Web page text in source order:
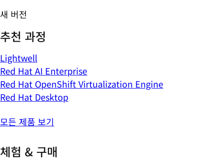
새 버전
추천 과정
Lightwell
Red Hat AI Enterprise
Red Hat OpenShift Virtualization Engine
Red Hat Desktop
모든 제품 보기
체험 & 구매